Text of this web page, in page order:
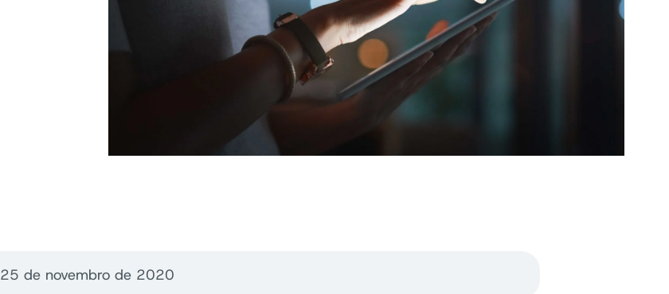
25 de novembro de 2020